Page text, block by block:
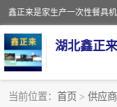
湖北鑫正
当前位置： 首页 > 供应